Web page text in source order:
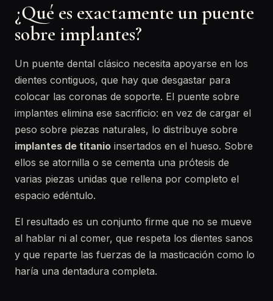
¿Qué es exactamente un puente
sobre implantes?
Un puente dental clásico necesita apoyarse en los
dientes contiguos, que hay que desgastar para
colocar las coronas de soporte. El puente sobre
implantes elimina ese sacrificio: en vez de cargar el
peso sobre piezas naturales, lo distribuye sobre
implantes de titanio insertados en el hueso. Sobre
ellos se atornilla o se cementa una prótesis de
varias piezas unidas que rellena por completo el
espacio edéntulo.
El resultado es un conjunto firme que no se mueve
al hablar ni al comer, que respeta los dientes sanos
y que reparte las fuerzas de la masticación como lo
haría una dentadura completa.